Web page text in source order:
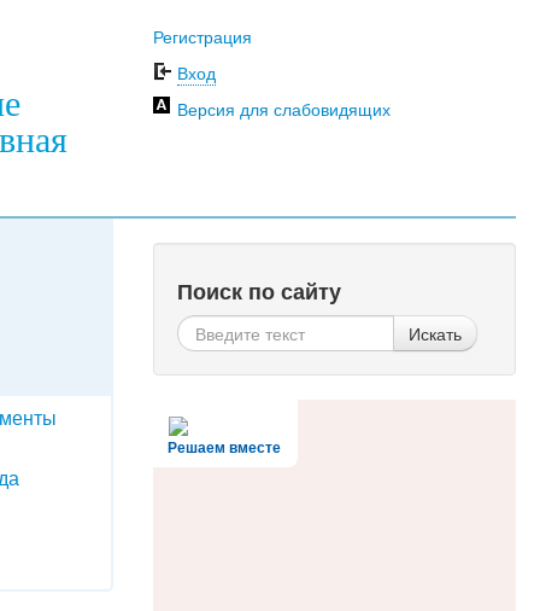
Регистрация
Вход
Версия для слабовидящих
Поиск по сайту
Искать
Решаем вместе